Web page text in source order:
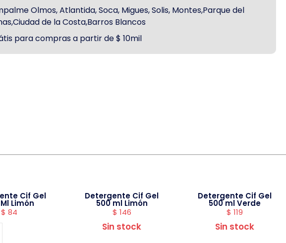
Olmos, Atlantida, Soca, Migues, Solis, Montes,Parque del
de la Costa,Barros Blancos
para compras a partir de $ 10mil
Cif Gel
Limón
$ 84
Detergente Cif Gel
500 ml Limón
$ 146
Sin stock
Detergente Cif Gel
500 ml Verde
$ 119
Sin stock